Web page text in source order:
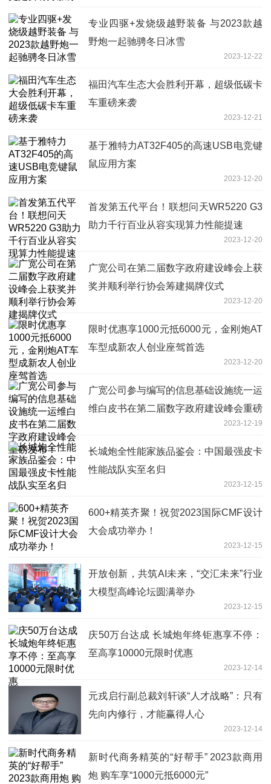
专业四驱+发烧级越野装备 与2023款越
野炮一起驰骋冬日冰雪
2023-12-22
福田汽车生态大会胜利开幕，超级低碳卡
车重磅来袭
2023-12-21
基于雅特力AT32F405的高速USB电竞键
鼠应用方案
2023-12-20
首发第五代平台！联想问天WR5220 G3
助力千行百业从容实现算力性能提速
2023-12-20
广宽公司在第二届数字政府建设峰会上获
奖并顺利举行协会筹建揭牌仪式
2023-12-20
限时优惠享1000元抵6000元，金刚炮AT
车型成新农人创业座驾首选
2023-12-20
广宽公司参与编写的信息基础设施统一运
维白皮书在第二届数字政府建设峰会重磅
2023-12-19
长城炮全性能家族品鉴会：中国最强皮卡
性能战队实至名归
2023-12-15
600+精英齐聚！祝贺2023国际CMF设计
大会成功举办！
2023-12-15
开放创新，共筑AI未来，“交汇未来”行业
大模型高峰论坛圆满举办
2023-12-15
庆50万台达成 长城炮年终钜惠享不停：
至高享10000元限时优惠
2023-12-14
元戎启行副总裁刘轩谈“人才战略”：只有
先向内修行，才能赢得人心
2023-12-14
新时代商务精英的“好帮手” 2023款商用
炮 购车享“1000元抵6000元”